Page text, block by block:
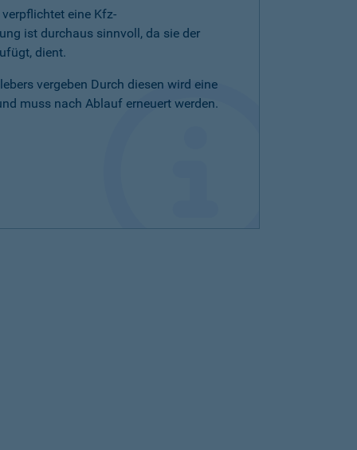
eine Kfz-
ist durchaus sinnvoll, da sie der
dient.
vergeben Durch diesen wird eine
muss nach Ablauf erneuert werden.